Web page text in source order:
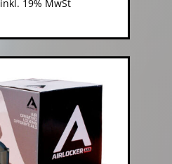
inkl. 19% MwSt